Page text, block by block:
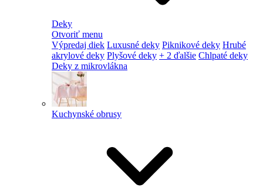
Deky
Otvoriť menu
Výpredaj diek Luxusné deky Piknikové deky Hrubé
akrylové deky Plyšové deky + 2 ďalšie Chlpaté deky
Deky z mikrovlákna
Kuchynské obrusy